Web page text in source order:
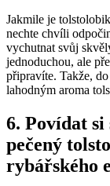
Jakmile je
nechte chvíli
vychutnat svůj
jednoduchou, ale
připravíte. Takže,
lahodným aroma
6. Povídat
pečený
rybářského